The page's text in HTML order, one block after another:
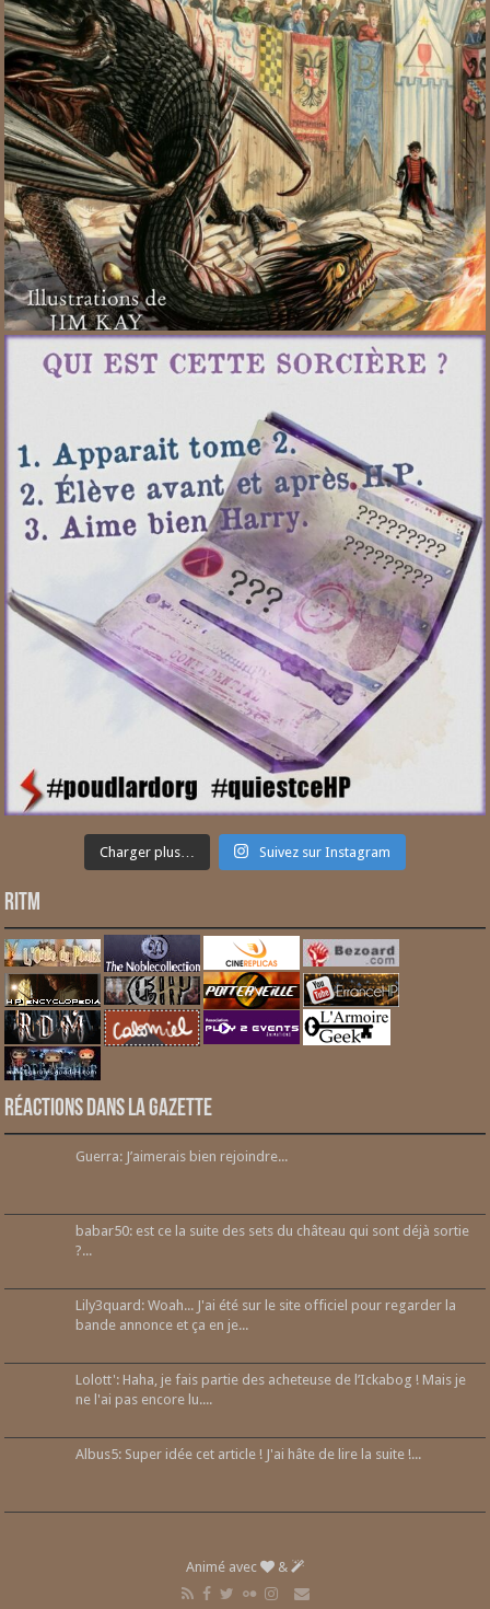
Charger plus… Suivez sur Instagram
RITM
Réactions dans la gazette
Guerra: J’aimerais bien rejoindre...
babar50: est ce la suite des sets du château qui sont déjà sortie
?...
Lily3quard: Woah... J'ai été sur le site officiel pour regarder la
bande annonce et ça en je...
Lolott': Haha, je fais partie des acheteuse de l’Ickabog ! Mais je
ne l'ai pas encore lu....
Albus5: Super idée cet article ! J'ai hâte de lire la suite !...
Animé avec &